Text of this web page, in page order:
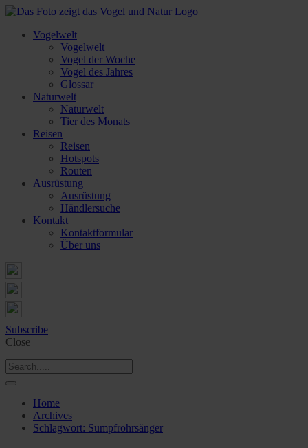
Vogelwelt
Vogelwelt
Vogel der Woche
Vogel des Jahres
Glossar
Naturwelt
Naturwelt
Tier des Monats
Reisen
Reisen
Hotspots
Routen
Ausrüstung
Ausrüstung
Händlersuche
Kontakt
Kontaktformular
Über uns
Subscribe
Close
Home
Archives
Schlagwort: Sumpfrohrsänger